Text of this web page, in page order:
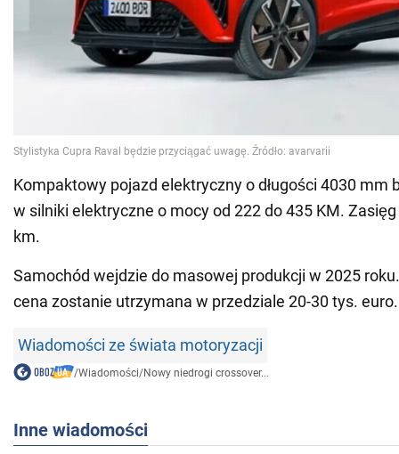
Kompaktowy pojazd elektryczny o długości 4030 mm
w silniki elektryczne o mocy od 222 do 435 KM.
km.
Samochód wejdzie do masowej produkcji w 2025
cena zostanie utrzymana w przedziale 20-30 tys. euro.
Wiadomości ze świata motoryzacji
/Wiadomości/Nowy niedrogi crossover...
Inne wiadomości